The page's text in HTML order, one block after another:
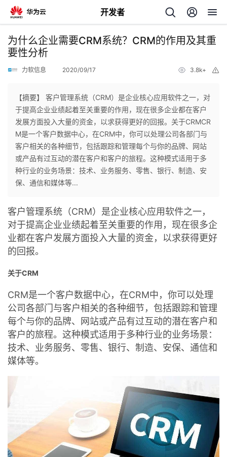
开发者
返
回
个
人
主
我
的
发
者
我
的
博
客
我
的
论
坛
我
的
圈
我
的我
的
我
为什么企业需要CRM系统？CRM的作用及其重
要性分析
力软信息 2020/09/17 3.8k+
【摘要】 客户管理系统（CRM）是企业核心应用软件之一，对
于提高企业业绩起着至关重要的作用，现在很多企业都在客户
发展方面投入大量的资金，以求获得更好的回报。关于CRMCR
M是一个客户数据中心，在CRM中，你可以处理公司各部门与
客户相关的各种细节，包括跟踪和管理每个与你的品牌、网站
或产品有过互动的潜在客户和客户的旅程。这种模式适用于多
种行业的业务场景：技术、业务服务、零售、银行、制造、安
保、通信和媒体等...
客户管理系统（CRM）是企业核心应用软件之一，
对于提高企业业绩起着至关重要的作用，现在很多企
业都在客户发展方面投入大量的资金，以求获得更好
的回报。
关于CRM
CRM是一个客户数据中心，在CRM中，你可以处理
公司各部门与客户相关的各种细节，包括跟踪和管理
每个与你的品牌、网站或产品有过互动的潜在客户和
客户的旅程。这种模式适用于多种行业的业务场景：
技术、业务服务、零售、银行、制造、安保、通信和
媒体等。